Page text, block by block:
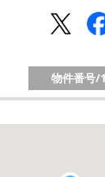
物件番号/